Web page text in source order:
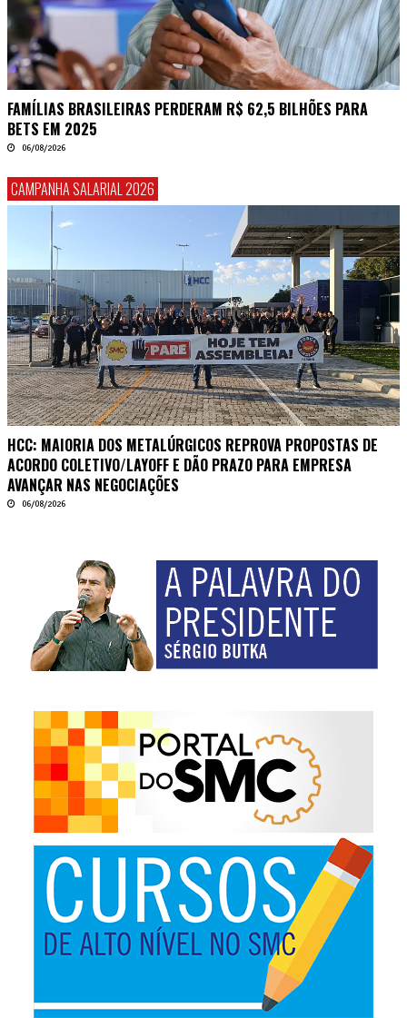
FAMÍLIAS BRASILEIRAS PERDERAM R$ 62,5 BILHÕES PARA
BETS EM 2025
06/08/2026
CAMPANHA SALARIAL 2026
HCC: MAIORIA DOS METALÚRGICOS REPROVA PROPOSTAS DE
ACORDO COLETIVO/LAYOFF E DÃO PRAZO PARA EMPRESA
AVANÇAR NAS NEGOCIAÇÕES
06/08/2026